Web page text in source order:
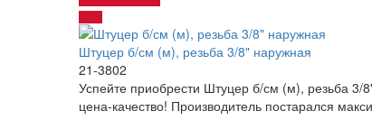
Штуцер б/см (м), резьба 3/8" наружная
21-3802
Успейте приобрести Штуцер б/см (м), резьба 3/
цена-качество! Производитель постарался